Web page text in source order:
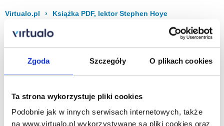
Zgoda Szczegóły O plikach cookies
Ta strona wykorzystuje pliki cookies
Podobnie jak w innych serwisach internetowych, także
na www.virtualo.pl wykorzystywane są pliki cookies oraz
Virtualo.pl › Książka PDF, lektor Stephen Hoye
Filtruj Sortuj
Na stronie